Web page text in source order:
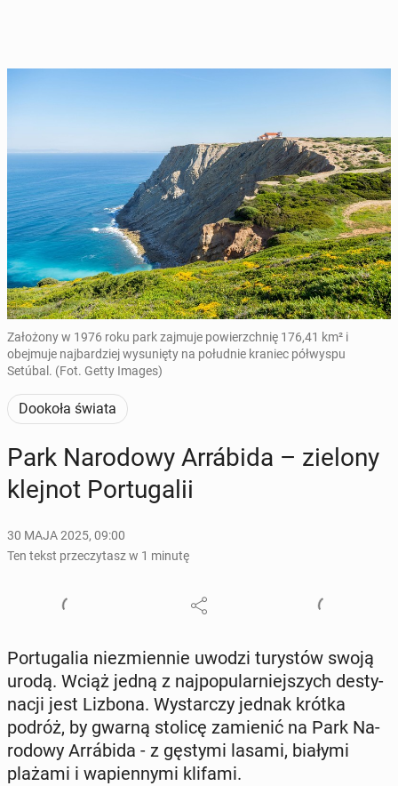
Założony w 1976 roku park zajmuje powierzchnię 176,41 km² i
obejmuje najbardziej wysunięty na południe kraniec półwyspu
Setúbal. (Fot. Getty Images)
Dookoła świata
Park Na­ro­do­wy Ar­rábi­da – zielony
klejnot Por­tu­ga­lii
30 MAJA 2025, 09:00
Ten tekst przeczytasz w 1 minutę
Por­tu­ga­lia nie­zmien­nie uwodzi tu­ry­stów swoją
urodą. Wciąż jedną z naj­po­pu­lar­niej­szych de­sty­
na­cji jest Lizbona. Wy­star­czy jednak krótka
podróż, by gwarną stolicę za­mie­nić na Park Na­
ro­do­wy Ar­rábi­da - z gęstymi lasami, białymi
plażami i wa­pien­ny­mi klifami.